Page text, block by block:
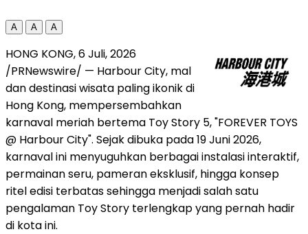
A A A
HONG KONG,6 Juli, 2026
/PRNewswire/ — Harbour City, mal
dan destinasi wisata paling ikonik di
Hong Kong, mempersembahkan
karnaval meriah bertema Toy Story 5, "FOREVER TOYS
@ Harbour City". Sejak dibuka pada 19 Juni 2026,
karnaval ini menyuguhkan berbagai instalasi interaktif,
permainan seru, pameran eksklusif, hingga konsep
ritel edisi terbatas sehingga menjadi salah satu
pengalaman Toy Story terlengkap yang pernah hadir
di kota ini.